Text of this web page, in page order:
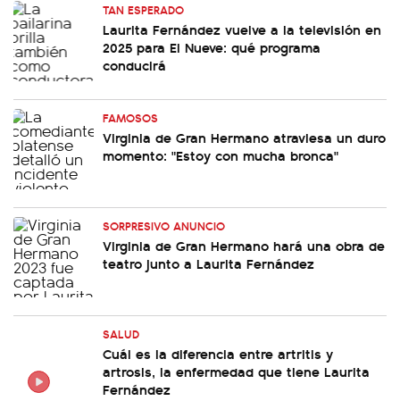
TAN ESPERADO
Laurita Fernández vuelve a la televisión en
2025 para El Nueve: qué programa
conducirá
FAMOSOS
Virginia de Gran Hermano atraviesa un duro
momento: "Estoy con mucha bronca"
SORPRESIVO ANUNCIO
Virginia de Gran Hermano hará una obra de
teatro junto a Laurita Fernández
SALUD
Cuál es la diferencia entre artritis y
artrosis, la enfermedad que tiene Laurita
Fernández